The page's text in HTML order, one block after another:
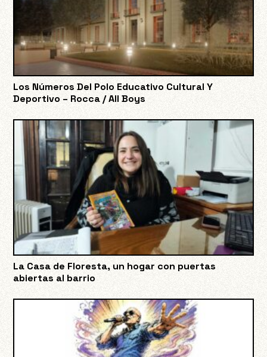
Los Números Del Polo Educativo Cultural Y
Deportivo – Rocca / All Boys
La Casa de Floresta, un hogar con puertas
abiertas al barrio